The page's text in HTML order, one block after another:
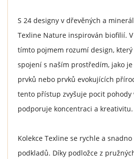
S 24 designy v dřevěných a
Texline Nature inspirován biofilií.
tímto pojmem rozumí design,
spojení s naším prostředím, jako
prvků nebo prvků evokujících
tento přístup zvyšuje pocit pohody
podporuje koncentraci a kreativitu.
Kolekce Texline se rychle a
podkladů. Díky podložce z